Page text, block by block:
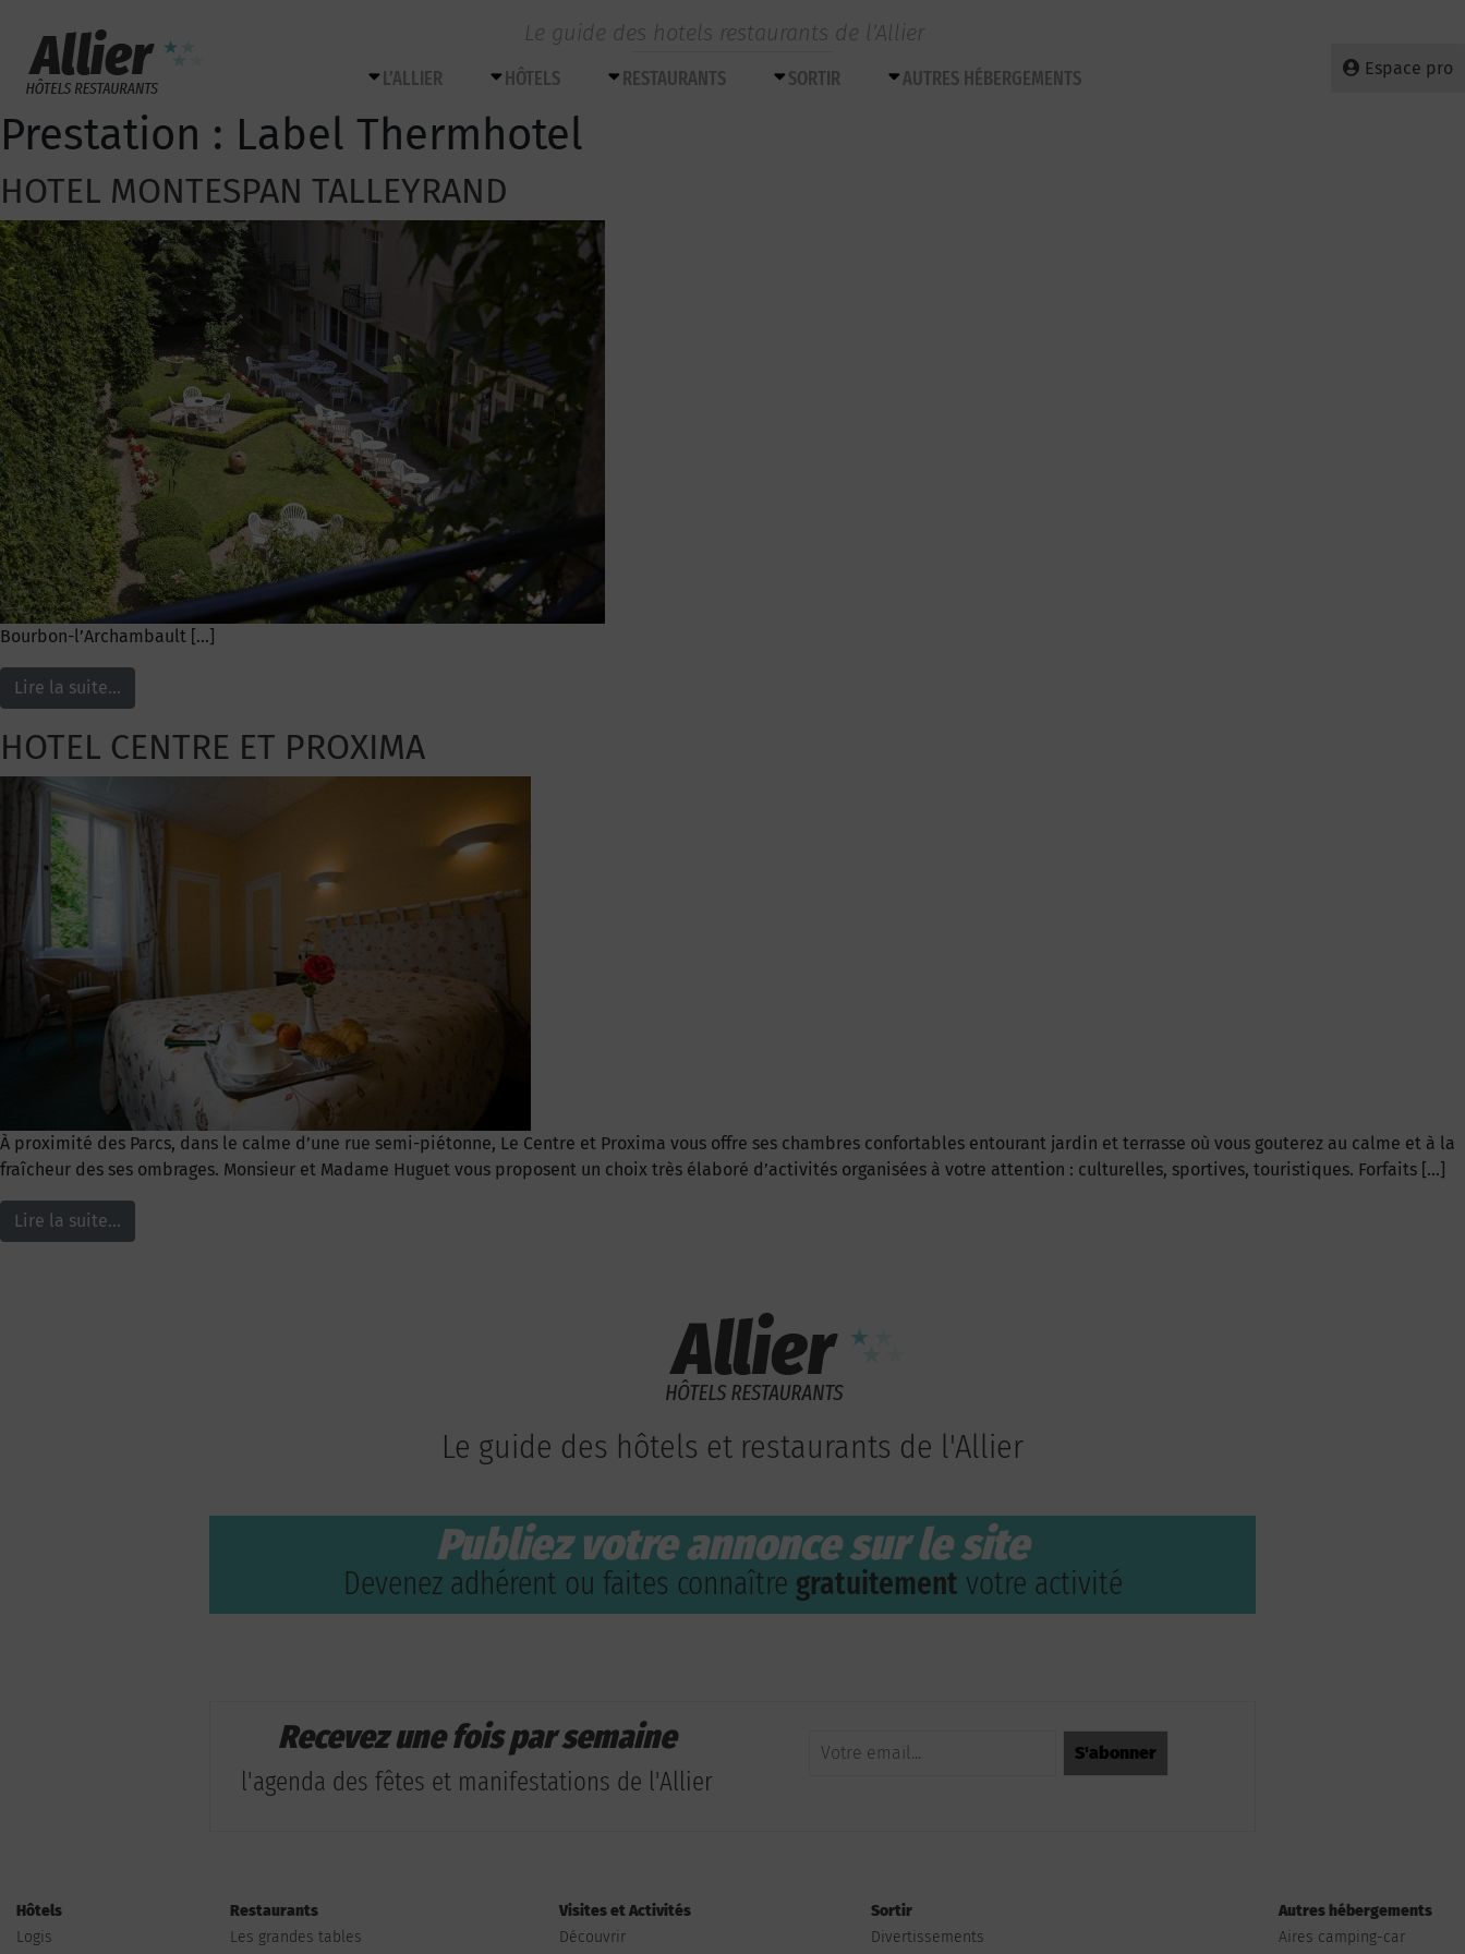
Le guide des hotels restaurants de l’Allier
Espace pro
L’ALLIER HÔTELS RESTAURANTS SORTIR AUTRES HÉBERGEMENTS
Prestation : Label Thermhotel
HOTEL MONTESPAN TALLEYRAND
Bourbon-l’Archambault […]
Lire la suite…
HOTEL CENTRE ET PROXIMA
À proximité des Parcs, dans le calme d’une rue semi-piétonne, Le Centre et Proxima vous offre ses chambres confortables entourant jardin et terrasse où vous gouterez au calme et à la
fraîcheur des ses ombrages. Monsieur et Madame Huguet vous proposent un choix très élaboré d’activités organisées à votre attention : culturelles, sportives, touristiques. Forfaits […]
Lire la suite…
Le guide des hôtels et restaurants de l'Allier
Publiez votre annonce sur le site
Devenez adhérent ou faites connaître gratuitement votre activité
Recevez une fois par semaine
l'agenda des fêtes et manifestations de l'Allier
Hôtels
Logis
Restaurants
Les grandes tables
Visites et Activités
Découvrir
Sortir
Divertissements
Autres hébergements
Aires camping-car